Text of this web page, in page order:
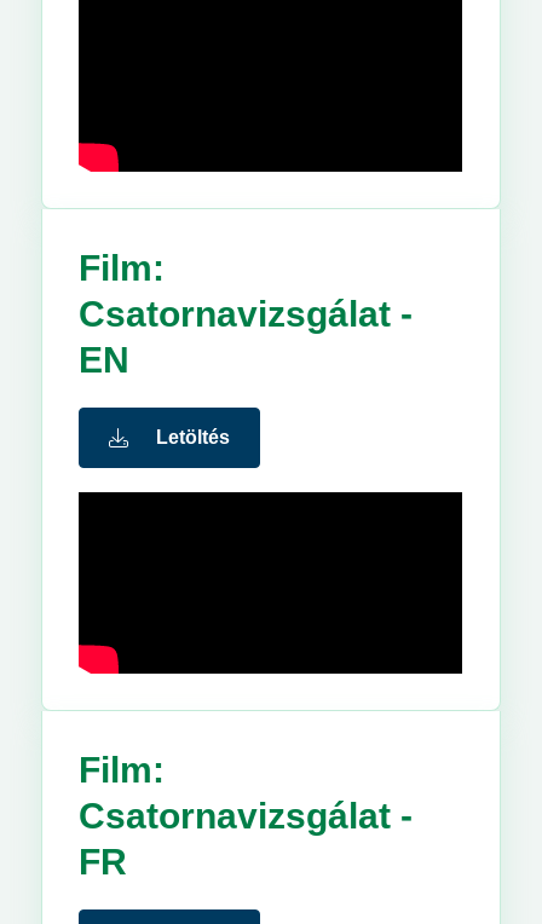
Film:
Csatornavizsgálat -
EN
Letöltés
Film:
Csatornavizsgálat -
FR